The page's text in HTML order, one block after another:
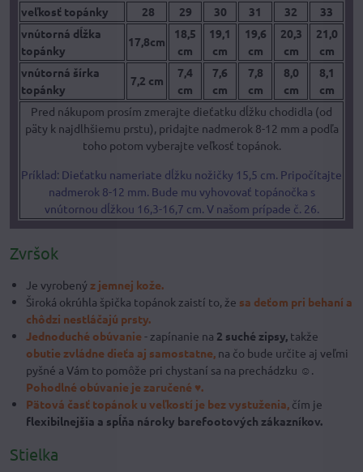
veľkosť topánky 28 29 30 31 32
33
vnútorná dĺžka
topánky
17,8cm
18,5
cm
19,1
cm
19,6
cm
20,3
cm
21,0
cm
vnútorná šírka
topánky
7,2 cm
7,4
cm
7,6
cm
7,8
cm
8,0
cm
8,1
cm
Pred nákupom prosím zmerajte dieťatku dĺžku chodidla (od
päty k najdlhšiemu prstu), pridajte nadmerok 8-12 mm a podľa
toho potom vyberajte veľkosť topánok.
Príklad: Dieťatku nameriate dĺžku nožičky 15,5 cm. Pripočítajte
nadmerok 8-12 mm. Bude mu vyhovovať topánočka s
vnútornou dĺžkou 16,3-16,7 cm. V našom prípade č. 26.
Zvršok
Je vyrobený z jemnej kože.
Široká okrúhla špička topánok zaistí to, že sa deťom pri behaní a
chôdzi nestláčajú prsty.
Jednoduché obúvanie- zapínanie na 2 suché zipsy, takže
obutie zvládne dieťa aj samostatne, na čo bude určite aj veľmi
pyšné a Vám to pomôže pri chystaní sa na prechádzku ☺.
Pohodlné obúvanie je zaručené ♥.
Pätová časť topánok u veľkostí je bez vystuženia, čím je
flexibilnejšia a spĺňa nároky barefootových zákazníkov.
Stielka